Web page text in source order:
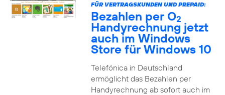
FÜR VERTRAGSKUNDEN UND PREPAID:
Bezahlen per O2
Handyrechnung jetzt
auch im Windows
Store für Windows 10
Telefónica in Deutschland
ermöglicht das Bezahlen per
Handyrechnung ab sofort auch im